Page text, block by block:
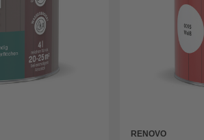
RENOVO